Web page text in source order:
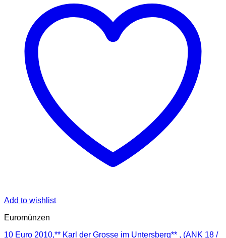
Add to wishlist
Euromünzen
10 Euro 2010,** Karl der Grosse im Untersberg** , (ANK 18 /